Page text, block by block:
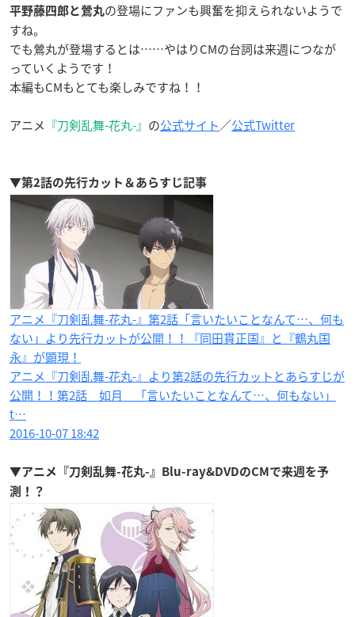
平野藤四郎と鶯丸の登場にファンも興奮を抑えられないようで
すね。
でも鶯丸が登場するとは……やはりCMの台詞は来週につなが
っていくようです！
本編もCMもとても楽しみですね！！
アニメ 『刀剣乱舞-花丸-』 の公式サイト／公式Twitter
▼第2話の先行カット＆あらすじ記事
アニメ『刀剣乱舞-花丸-』第2話「言いたいことなんて…、何も
ない」より先行カットが公開！！『同田貫正国』と『鶴丸国
永』が顕現！
アニメ『刀剣乱舞-花丸-』より第2話の先行カットとあらすじが
公開！！第2話 如月 「言いたいことなんて…、何もない」
t…
2016-10-07 18:42
▼アニメ『刀剣乱舞-花丸-』Blu-ray&DVDのCMで来週を予
測！？